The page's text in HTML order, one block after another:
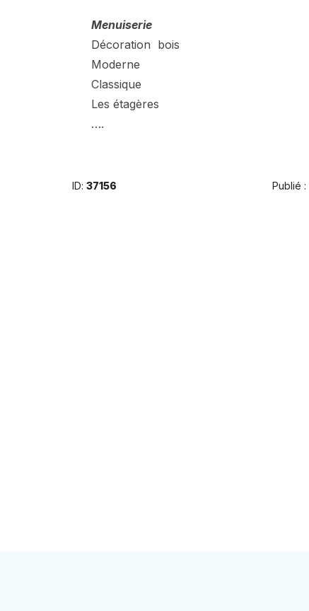
Menuiserie
Décoration bois
Moderne
Classique
Les étagères
….
ID: 37156 Publié :